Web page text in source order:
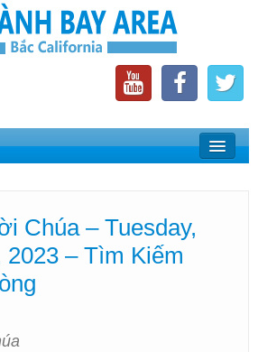
Lành Bay Area
California
Chúa – Tuesday,
2023 – Tìm Kiếm